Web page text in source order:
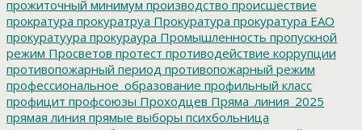
прожиточный минимум производство происшествие
прократура прокуратруа Прокуратура прокуратура ЕАО
прокуратуура прокураура Промышленность пропускной
режим Просветов протест противодействие коррупции
противопожарный период противопожарный режим
профессиональное_образование профильный класс
профицит профсоюзы Проходцев Пряма_линия_2025
прямая линия прямые выборы психбольница